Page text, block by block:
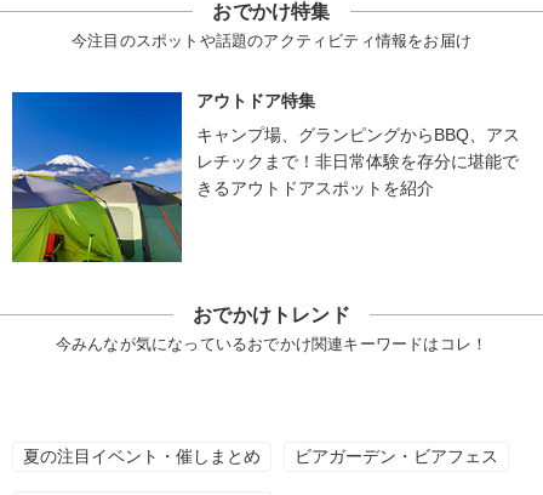
おでかけ特集
今注目のスポットや話題のアクティビティ情報をお届け
アウトドア特集
キャンプ場、グランピングからBBQ、アス
レチックまで！非日常体験を存分に堪能で
きるアウトドアスポットを紹介
おでかけトレンド
今みんなが気になっているおでかけ関連キーワードはコレ！
夏の注目イベント・催しまとめ ビアガーデン・ビアフェス